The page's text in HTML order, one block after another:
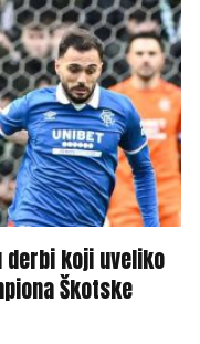
derbi koji uveliko
Škotske